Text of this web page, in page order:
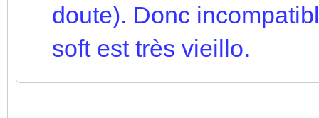
doute). Donc
soft est très vieillo.